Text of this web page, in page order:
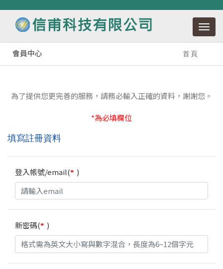
會員中心 首頁
為了提供您更完善的服務，請務必輸入正確的資料，謝謝您。
*為必填欄位
填寫註冊資料
登入帳號/email(* )
新密碼(* )